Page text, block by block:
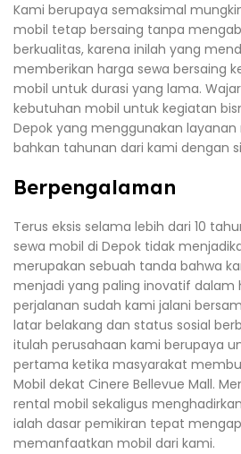
Kami berupaya semaksimal
mobil tetap bersaing tanpa
berkualitas, karena inilah yang
memberikan harga sewa bersaing
mobil untuk durasi yang lama.
kebutuhan mobil untuk kegiatan
Depok yang menggunakan
bahkan tahunan dari kami dengan
Berpengalaman
Terus eksis selama lebih dari 10
sewa mobil di Depok tidak
merupakan sebuah tanda bahwa
menjadi yang paling inovatif dalam
perjalanan sudah kami jalani
latar belakang dan status sosial
itulah perusahaan kami berupaya
pertama ketika masyarakat
Mobil dekat Cinere Bellevue Mall.
rental mobil sekaligus
ialah dasar pemikiran tepat
memanfaatkan mobil dari kami.